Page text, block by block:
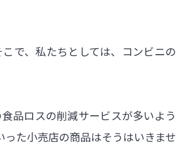
で、私たちとしては、コンビニの
品ロスの削減サービスが多いよう
た小売店の商品はそうはいきませ